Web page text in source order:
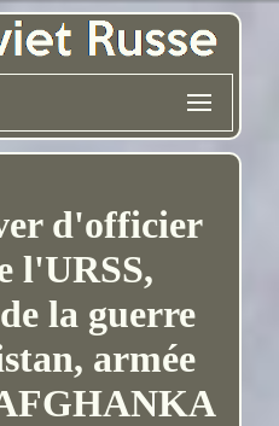
d'officier
l'URSS,
la guerre
armée